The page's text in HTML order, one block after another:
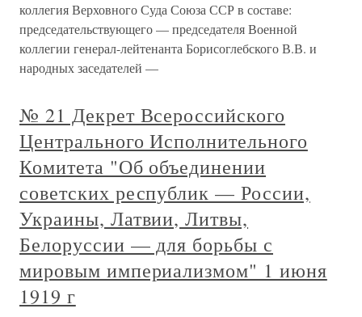
коллегия Верховного Суда Союза ССР в составе:
председательствующего — председателя Военной
коллегии генерал-лейтенанта Борисоглебского В.В. и
народных заседателей —
№ 21 Декрет Всероссийского
Центрального Исполнительного
Комитета "Об объединении
советских республик — России,
Украины, Латвии, Литвы,
Белоруссии — для борьбы с
мировым империализмом" 1 июня
1919 г